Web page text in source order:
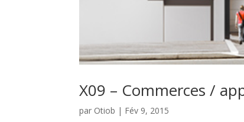
X09 – Commerces /
par Otiob | Fév 9, 2015